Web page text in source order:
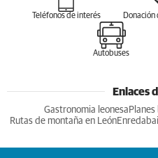
Teléfonos de interés Donación
Autobuses
Enlaces
Gastronomia leonesa
Rutas de montaña en León